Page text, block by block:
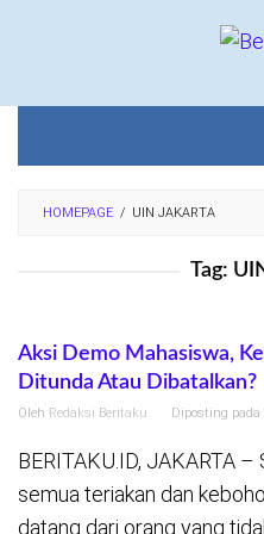
HOMEPAGE / UIN JAKARTA
Tag:
Aksi Demo Mahasiswa,
Ditunda Atau Dibatalkan?
Oleh Redaksi Beritaku Diposting pada
BERITAKU.ID, JAKARTA
semua teriakan dan
datang dari orang yang